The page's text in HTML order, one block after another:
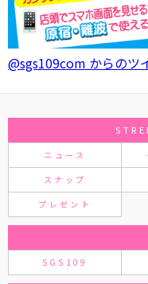
@sgs109com からのツ
ニュース
スナップ
プレゼント
SGS109